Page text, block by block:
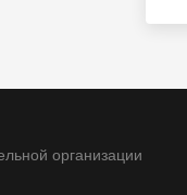
организации